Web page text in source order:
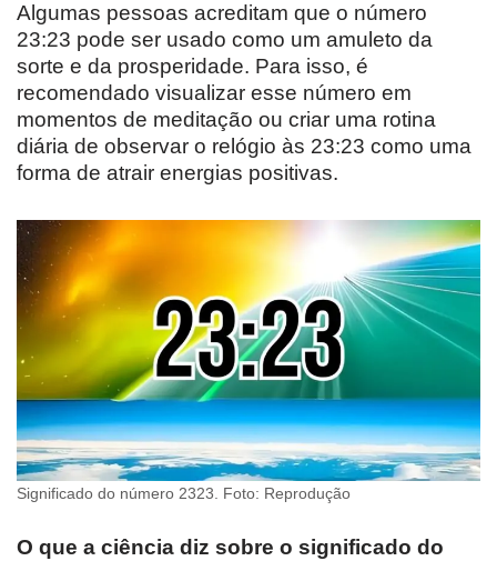
Algumas pessoas acreditam que o número
23:23 pode ser usado como um amuleto da
sorte e da prosperidade. Para isso, é
recomendado visualizar esse número em
momentos de meditação ou criar uma rotina
diária de observar o relógio às 23:23 como uma
forma de atrair energias positivas.
Significado do número 2323. Foto: Reprodução
O que a ciência diz sobre o significado do